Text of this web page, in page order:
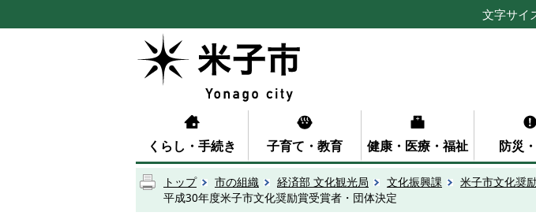
文字サイ
くらし・手続き 子育て・教育 健康・医療・福祉 防災
トップ 市の組織 経済部 文化観光局 文化振興課 米子市文化奨
平成30年度米子市文化奨励賞受賞者・団体決定